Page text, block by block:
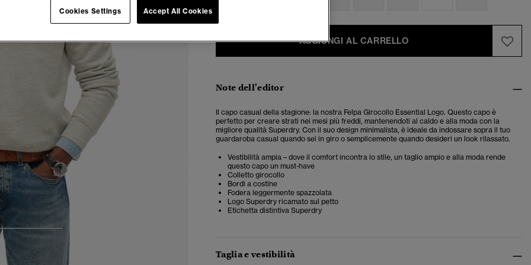
3 4 5
AGGIUNGI AL CARRELLO
Note dell'editor
Il capo casual della stagione: la nostra Felpa Girocollo Essential Logo. Questo capo è
perfetto per creare strati nei mesi più freddi, mantenendoti al caldo e alla moda con la
migliore qualità Superdry. Con il suo design minimalista, è ideale da indossare sopra il tuo
guardaroba casual quando sei in giro o semplicemente quando desideri un look rilassato.
Vestibilità ampia – dove il comfort incontra lo stile, un taglio ampio e alla moda rende
questo capo un must-have
Colletto girocollo
Bordi a costine
Fodera leggermente spazzolata
Logo Superdry ricamato sul petto
Etichetta distintiva Superdry
Taglia e vestibilità
Cookies Settings Accept All Cookies